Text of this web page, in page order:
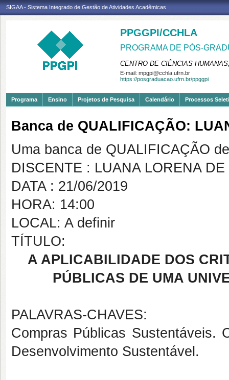
SIGAA - Sistema Integrado de Gestão de Atividades Acadêmicas
PPGGPI/CCHLA
PROGRAMA DE PÓS-
CENTRO DE CIÊNCIAS
E-mail: mpgpi@cchla.ufrn.br
https://posgraduacao.ufrn.br/ppggpi
Programa Ensino Projetos de Pesquisa Calendário Processos
Banca de QUALIFICAÇÃO:
Uma banca de QUALIFICAÇÃO
DISCENTE : LUANA LORENA
DATA : 21/06/2019
HORA: 14:00
LOCAL: A definir
TÍTULO:
A APLICABILIDADE DOS
PÚBLICAS DE UMA
PALAVRAS-CHAVES:
Compras Públicas Sustentáveis.
Desenvolvimento Sustentável.